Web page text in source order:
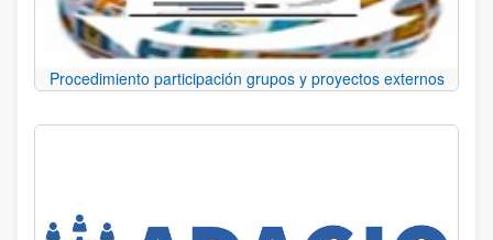
Procedimiento participación grupos y proyectos externos